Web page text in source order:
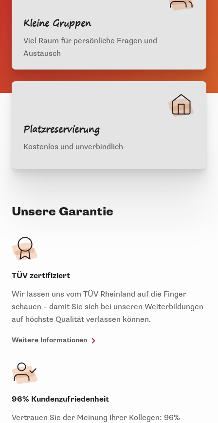
Kleine Gruppen
Viel Raum für persönliche Fragen und
Austausch
Platzreservierung
Kostenlos und unverbindlich
Unsere Garantie
TÜV zertifiziert
Wir lassen uns vom TÜV Rheinland auf die Finger
schauen – damit Sie sich bei unseren Weiterbildungen
auf höchste Qualität verlassen können.
Weitere Informationen
96% Kundenzufriedenheit
Vertrauen Sie der Meinung Ihrer Kollegen: 96%